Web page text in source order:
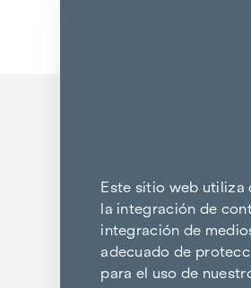
Este sitio web utiliza
la integración de
integración de
adecuado de
para el uso de